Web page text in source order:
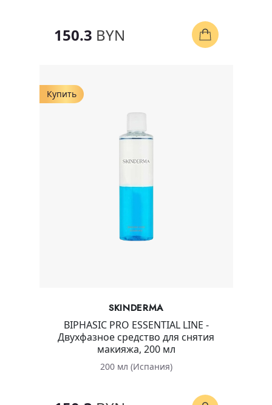
150.3 BYN
Купить
SKINDERMA
BIPHASIC PRO ESSENTIAL LINE -
Двухфазное средство для снятия
макияжа, 200 мл
200 мл (Испания)